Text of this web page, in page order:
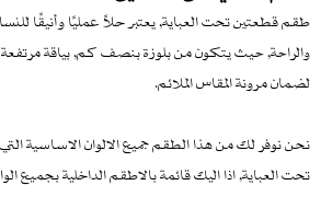
طقم قطعتين تحت العباية, يعتبر حلاً عمليًا وأنيقًا
والراحة, حيث يتكون من بلوزة بنصف كم, بياقة
لضمان مرونة المقاس الملائم.
نحن نوفر لك من هذا الطقم جميع الالوان الاساسية
تحت العباية, اذا اليك قائمة بالاطقم الداخلية بجميع